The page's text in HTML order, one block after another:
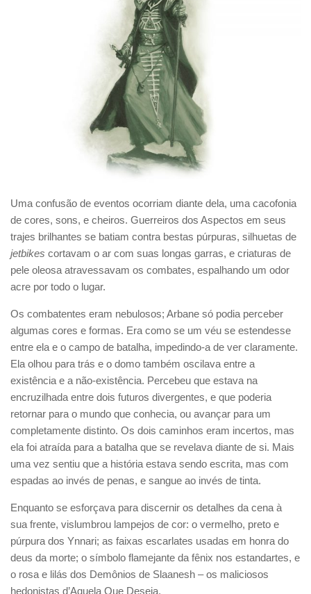
Uma confusão de eventos ocorriam diante dela, uma cacofonia
de cores, sons, e cheiros. Guerreiros dos Aspectos em seus
trajes brilhantes se batiam contra bestas púrpuras, silhuetas de
jetbikes cortavam o ar com suas longas garras, e criaturas de
pele oleosa atravessavam os combates, espalhando um odor
acre por todo o lugar.
Os combatentes eram nebulosos; Arbane só podia perceber
algumas cores e formas. Era como se um véu se estendesse
entre ela e o campo de batalha, impedindo-a de ver claramente.
Ela olhou para trás e o domo também oscilava entre a
existência e a não-existência. Percebeu que estava na
encruzilhada entre dois futuros divergentes, e que poderia
retornar para o mundo que conhecia, ou avançar para um
completamente distinto. Os dois caminhos eram incertos, mas
ela foi atraída para a batalha que se revelava diante de si. Mais
uma vez sentiu que a história estava sendo escrita, mas com
espadas ao invés de penas, e sangue ao invés de tinta.
Enquanto se esforçava para discernir os detalhes da cena à
sua frente, vislumbrou lampejos de cor: o vermelho, preto e
púrpura dos Ynnari; as faixas escarlates usadas em honra do
deus da morte; o símbolo flamejante da fênix nos estandartes, e
o rosa e lilás dos Demônios de Slaanesh – os maliciosos
hedonistas d’Aquela Que Deseja.